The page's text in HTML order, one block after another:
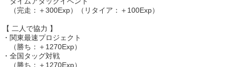
（完走：＋300Exp）（リタイア：＋100Exp）
【 二人で協力 】
・関東最速プロジェクト
（勝ち：＋1270Exp）
・全国タッグ対戦
（勝ち：＋1270Exp）